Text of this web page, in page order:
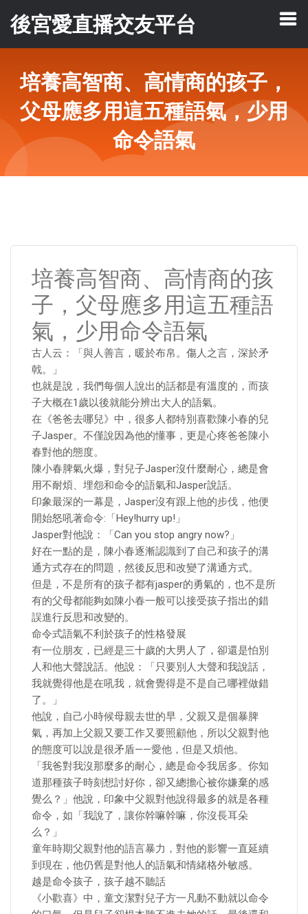
後宮愛直播交友平台
培養高智商、高情商的孩子，
父母應多用這五種語氣，少用
命令語氣
培養高智商、高情商的孩
子，父母應多用這五種語
氣，少用命令語氣
古人云：「與人善言，暖於布帛。傷人之言，深於矛
戟。」
也就是說，我們每個人說出的話都是有溫度的，而孩
子大概在1歲以後就能分辨出大人的語氣。
在《爸爸去哪兒》中，很多人都特別喜歡陳小春的兒
子Jasper。不僅說因為他的懂事，更是心疼爸爸陳小
春對他的態度。
陳小春脾氣火爆，對兒子Jasper沒什麼耐心，總是會
用不耐煩、埋怨和命令的語氣和Jasper說話。
印象最深的一幕是，Jasper沒有跟上他的步伐，他便
開始怒吼著命令:「Hey!hurry up!」
Jasper對他說：「Can you stop angry now?」
好在一點的是，陳小春逐漸認識到了自己和孩子的溝
通方式存在的問題，然後反思和改變了溝通方式。
但是，不是所有的孩子都有jasper的勇氣的，也不是所
有的父母都能夠如陳小春一般可以接受孩子指出的錯
誤進行反思和改變的。
命令式語氣不利於孩子的性格發展
有一位朋友，已經是三十歲的大男人了，卻還是怕別
人和他大聲說話。他說：「只要別人大聲和我說話，
我就覺得他是在吼我，就會覺得是不是自己哪裡做錯
了。」
他說，自己小時候母親去世的早，父親又是個暴脾
氣，再加上父親又要工作又要照顧他，所以父親對他
的態度可以說是很矛盾——愛他，但是又煩他。
「我爸對我沒那麼多的耐心，總是命令我居多。你知
道那種孩子時刻想討好你，卻又總擔心被你嫌棄的感
覺么？」他說，印象中父親對他說得最多的就是各種
命令，如「我說了，讓你幹嘛幹嘛，你沒長耳朵
么？」
童年時期父親對他的語言暴力，對他的影響一直延續
到現在，他仍舊是對他人的語氣和情緒格外敏感。
越是命令孩子，孩子越不聽話
《小歡喜》中，童文潔對兒子方一凡動不動就以命令